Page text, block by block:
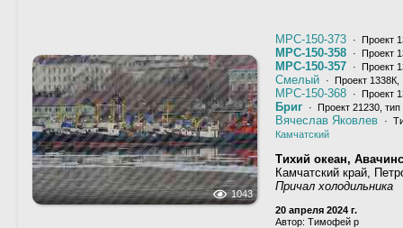
1043
МРС-150-373 · Проект
МРС-150-358 · Проект
МРС-150-357 · Проект
Смелый · Проект
МРС-150-368 · Проект
Бриг · Проект 21230,
Вячеслав Яковлев
·
Камчатский
Тихий океан,
Камчатский край,
Причал холодильника
20 апреля 2024 г.
Автор: Тимофей р